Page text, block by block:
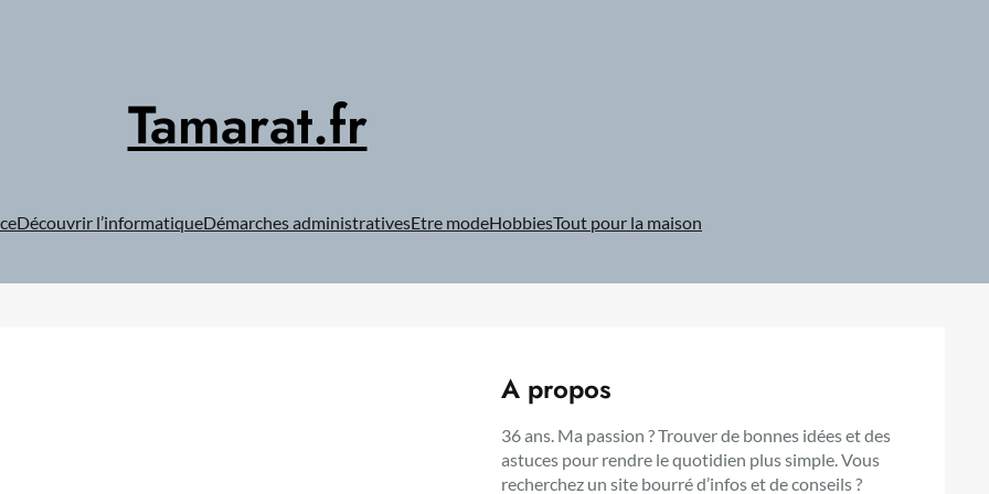
Tamarat.fr
Découvrir l’informatiqueDémarches administrativesEtre modeHobbiesTout pour la maison
A propos
36 ans. Ma passion ? Trouver de bonnes idées et des
astuces pour rendre le quotidien plus simple. Vous
recherchez un site bourré d’infos et de conseils ?